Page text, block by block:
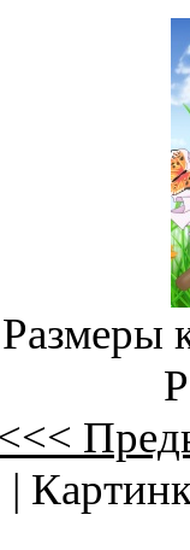
Размеры
|